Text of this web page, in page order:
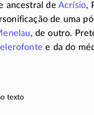
ancestral de Acrísio,
de uma
, de outro.
e da do
texto